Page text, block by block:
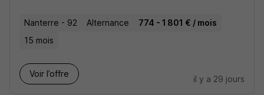
Nanterre - 92 Alternance
774 - 1 801 € / mois
15 mois
Voir l’offre
il y a 29 jours